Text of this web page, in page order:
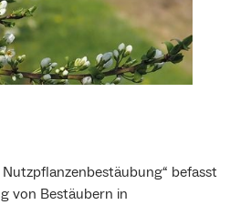
befasst
von Bestäubern in